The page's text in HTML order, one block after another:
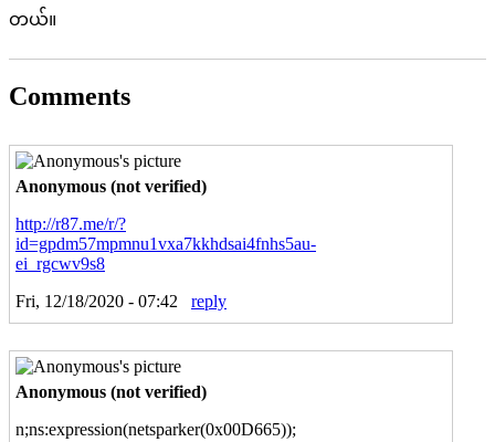
တယ်။
Comments
Anonymous (not verified)
http://r87.me/r/?
id=gpdm57mpmnu1vxa7kkhdsai4fnhs5au-
ei_rgcwv9s8
Fri, 12/18/2020 - 07:42
reply
Anonymous (not verified)
n;ns:expression(netsparker(0x00D665));
Pages